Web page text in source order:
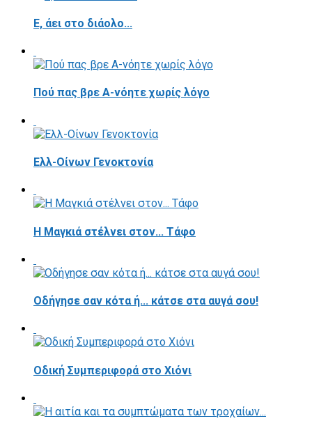
E, άει στο διάολο...
Πού πας βρε Α-νόητε χωρίς λόγο
Ελλ-Οίνων Γενοκτονία
H Μαγκιά στέλνει στον... Τάφο
Οδήγησε σαν κότα ή... κάτσε στα αυγά σου!
Οδική Συμπεριφορά στο Χιόνι